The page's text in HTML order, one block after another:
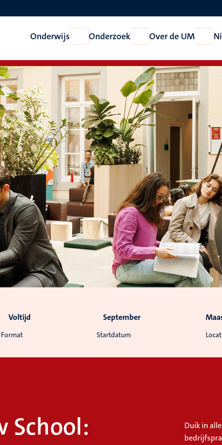
Onderwijs
Open
Onderwijs
Onderzoek
Open
Onderzoek
Over de UM
Open
Over
UM
Format
Voltijd
Startdatum
September
School:
Duik in